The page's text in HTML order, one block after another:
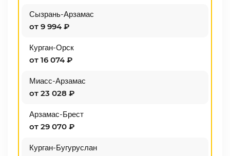
Сызрань-Арзамас
от 9 994 ₽
Курган-Орск
от 16 074 ₽
Миасс-Арзамас
от 23 028 ₽
Арзамас-Брест
от 29 070 ₽
Курган-Бугуруслан